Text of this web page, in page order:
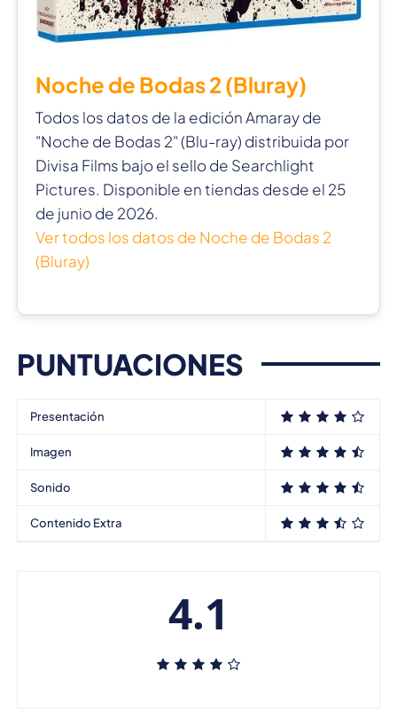
Noche de Bodas 2 (Bluray)
Todos los datos de la edición Amaray de
"Noche de Bodas 2" (Blu-ray) distribuida por
Divisa Films bajo el sello de Searchlight
Pictures. Disponible en tiendas desde el 25
de junio de 2026.
Ver todos los datos de Noche de Bodas 2
(Bluray)
PUNTUACIONES
Presentación
Imagen
Sonido
Contenido Extra
4.1